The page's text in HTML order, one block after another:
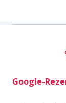
Google-